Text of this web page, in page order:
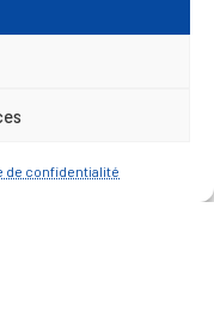
de confidentialité